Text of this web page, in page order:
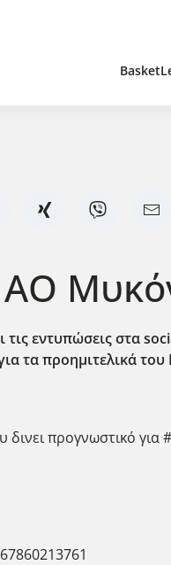
εντυπώσεις στα
τα προημιτελικά του
προγνωστικό για